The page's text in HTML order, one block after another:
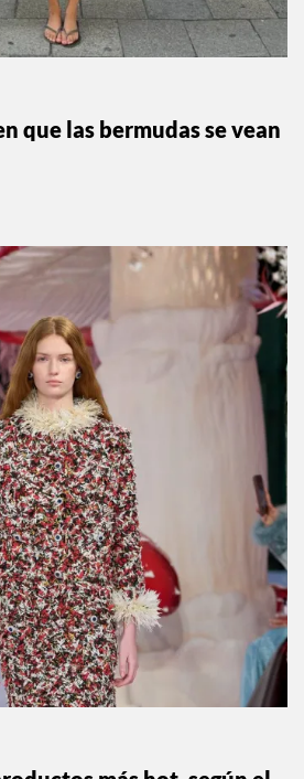
que las bermudas se vean